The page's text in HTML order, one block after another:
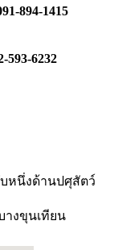
894-1415
593-6232
บหนึ่งด้านปศุสัตว์
างขุนเทียน